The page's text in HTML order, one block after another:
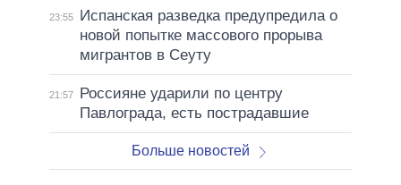
23:55
Испанская разведка предупредила о
новой попытке массового прорыва
мигрантов в Сеуту
21:57
Россияне ударили по центру
Павлограда, есть пострадавшие
Больше новостей